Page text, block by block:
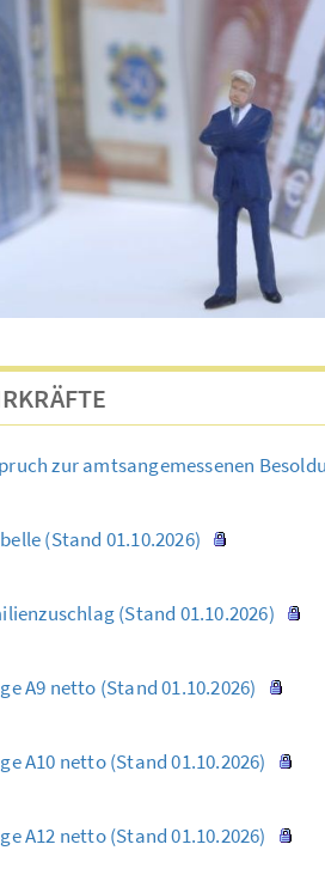
zur amtsangemessenen
(Stand 01.10.2026)
(Stand 01.10.2026)
A9 netto (Stand 01.10.2026)
A10 netto (Stand 01.10.2026)
A12 netto (Stand 01.10.2026)